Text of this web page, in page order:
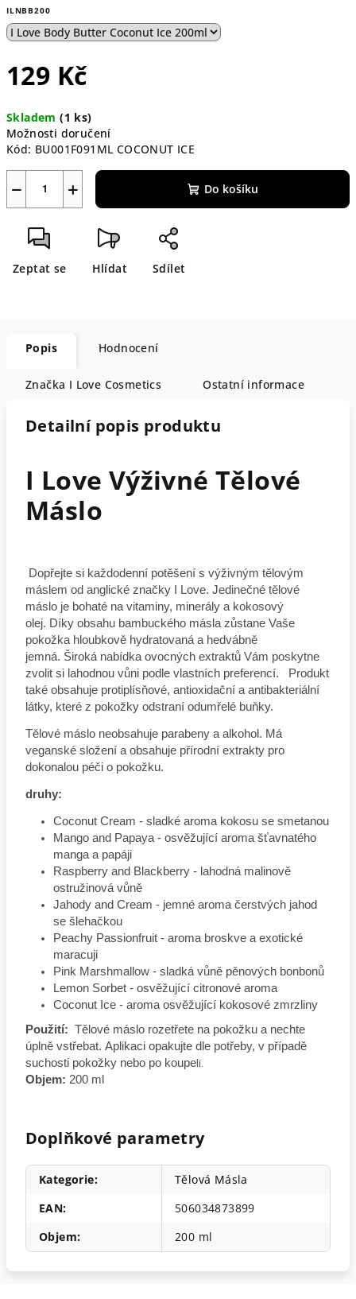
ILNBB200
129 Kč
cena:
Skladem(1 ks)
Možnosti doručení
Kód: BU001F091ML COCONUT ICE
+
− Do košíku
Zeptat se Hlídat Sdílet
Popis Hodnocení
Značka I Love Cosmetics Ostatní informace
Detailní popis produktu
I Love Výživné Tělové
Máslo
Dopřejte si každodenní potěšení s výživným tělovým
máslem od anglické značky I Love. Jedinečné tělové
máslo je bohaté na vitaminy, minerály a kokosový
olej. Díky obsahu bambuckého másla zůstane Vaše
pokožka hloubkově hydratovaná a hedvábně
jemná. Široká nabídka ovocných extraktů Vám poskytne
zvolit si lahodnou vůni podle vlastních preferencí.
Produkt
také obsahuje protiplísňové, antioxidační a antibakteriální
látky, které z pokožky odstraní odumřelé buňky.
Tělové máslo neobsahuje parabeny a alkohol. Má
veganské složení a obsahuje přírodní extrakty pro
dokonalou péči o pokožku.
druhy:
Coconut Cream - sladké aroma kokosu se smetanou
Mango and Papaya - osvěžující aroma šťavnatého
manga a papáji
Raspberry and Blackberry - lahodná malinově
ostružinová vůně
Jahody and Cream - jemné aroma čerstvých jahod
se šlehačkou
Peachy Passionfruit - aroma broskve a exotické
maracuji
Pink Marshmallow - sladká vůně pěnových bonbonů
Lemon Sorbet - osvěžující citronové aroma
Coconut Ice - aroma osvěžující kokosové zmrzliny
Použití: Tělové máslo rozetřete na pokožku a nechte
úplně vstřebat. Aplikaci opakujte dle potřeby, v případě
suchosti pokožky nebo po koupe li.
Objem: 200 ml
Doplňkové parametry
Kategorie:
Tělová Másla
EAN:
506034873899
Objem: 200 ml